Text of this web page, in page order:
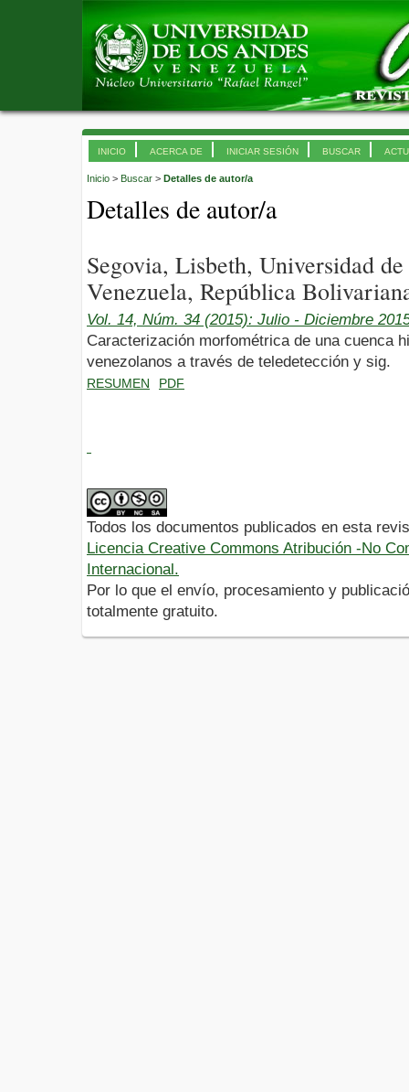
INICIO ACERCA DE INICIAR SESIÓN BUSCAR
Inicio > Buscar > Detalles de autor/a
Detalles de autor/a
Segovia, Lisbeth, Universidad
Venezuela, República
Vol. 14, Núm. 34 (2015): Julio - Diciembre
Caracterización morfométrica de una cuenca
venezolanos a través de teledetección y sig.
RESUMEN PDF
Todos los documentos publicados en esta
Licencia Creative Commons Atribución -No
Internacional.
Por lo que el envío, procesamiento y
totalmente gratuito.